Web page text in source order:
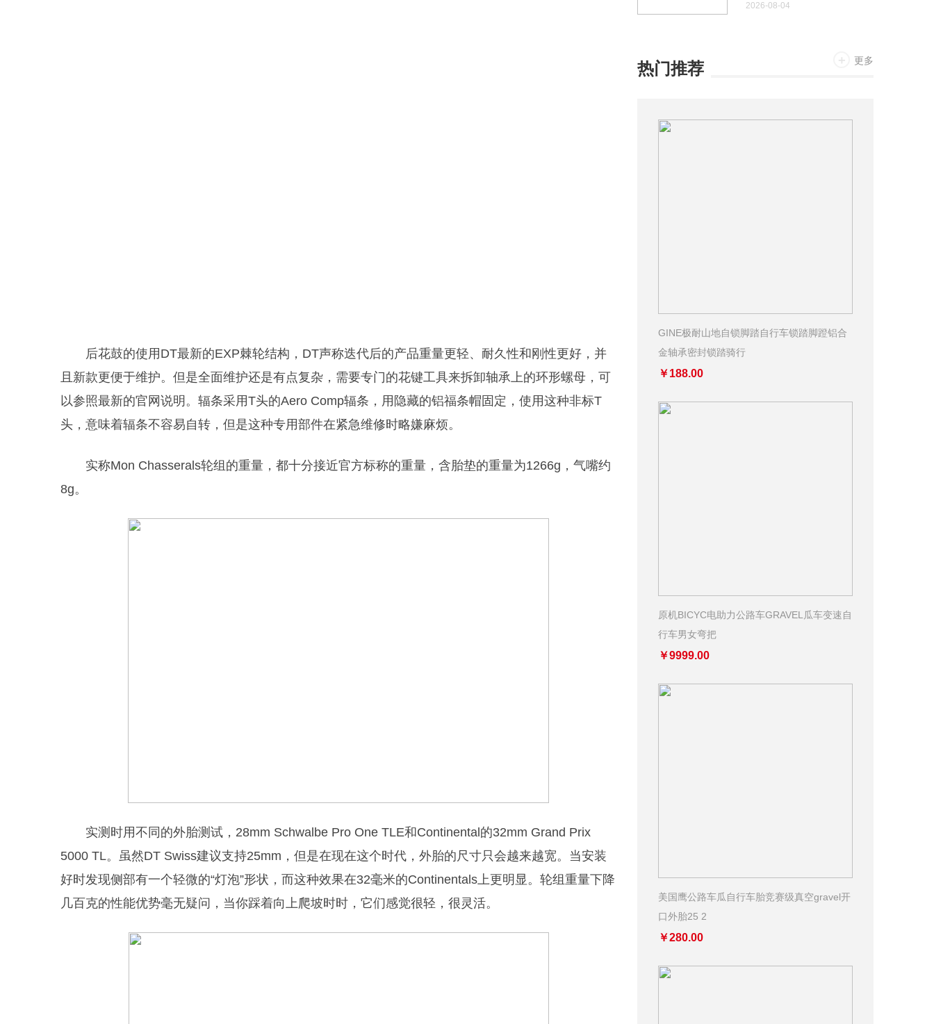
后花鼓的使用DT最新的EXP棘轮结构，DT声称迭代后的产品重量更轻、耐久性和刚性更好，并
且新款更便于维护。但是全面维护还是有点复杂，需要专门的花键工具来拆卸轴承上的环形螺母，可
以参照最新的官网说明。辐条采用T头的Aero Comp辐条，用隐藏的铝福条帽固定，使用这种非标T
头，意味着辐条不容易自转，但是这种专用部件在紧急维修时略嫌麻烦。
实称Mon Chasserals轮组的重量，都十分接近官方标称的重量，含胎垫的重量为1266g，气嘴约
8g。
实测时用不同的外胎测试，28mm Schwalbe Pro One TLE和Continental的32mm Grand Prix
5000 TL。虽然DT Swiss建议支持25mm，但是在现在这个时代，外胎的尺寸只会越来越宽。当安装
好时发现侧部有一个轻微的“灯泡”形状，而这种效果在32毫米的Continentals上更明显。轮组重量下降
几百克的性能优势毫无疑问，当你踩着向上爬坡时时，它们感觉很轻，很灵活。
人类极限
2026-08-04
热门推荐 更多
GINE极耐山地自锁脚踏自行车锁踏脚蹬铝合
金轴承密封锁踏骑行
￥188.00
原机BICYC电助力公路车GRAVEL瓜车变速自
行车男女弯把
￥9999.00
美国鹰公路车瓜自行车胎竞赛级真空gravel开
口外胎25 2
￥280.00